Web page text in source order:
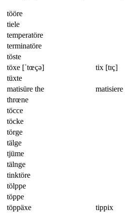
tööre
tiele
temperatöre
terminatöre
töste
töxe [ˈtœçə] tix [tɪç]
tüxte
matisüre the matisiere
thrœne
töcce
töcke
törge
tälge
tjüme
tälnge
tinktöre
tölppe
töppe
töppäxe tippix